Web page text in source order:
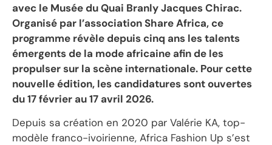
avec le Musée du Quai Branly Jacques Chirac.
Organisé par l’association Share Africa, ce
programme révèle depuis cinq ans les talents
émergents de la mode africaine afin de les
propulser sur la scène internationale. Pour cette
nouvelle édition, les candidatures sont ouvertes
du 17 février au 17 avril 2026.
Depuis sa création en 2020 par Valérie KA, top-
modèle franco-ivoirienne, Africa Fashion Up s’est